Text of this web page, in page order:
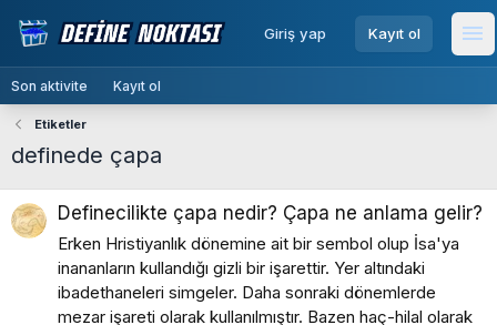
Giriş yap Kayıt ol menu
Son aktivite Kayıt ol
Etiketler
definede çapa
Definecilikte çapa nedir? Çapa ne anlama gelir?
Erken Hristiyanlık dönemine ait bir sembol olup İsa'ya
inananların kullandığı gizli bir işarettir. Yer altındaki
ibadethaneleri simgeler. Daha sonraki dönemlerde
mezar işareti olarak kullanılmıştır. Bazen haç-hilal olarak